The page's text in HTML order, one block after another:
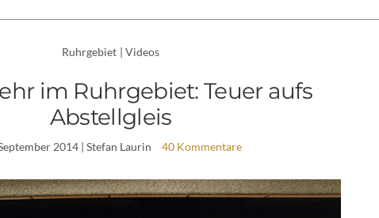
Ruhrgebiet | Videos
im Ruhrgebiet: Teuer aufs
Abstellgleis
2014| Stefan Laurin 40 Kommentare